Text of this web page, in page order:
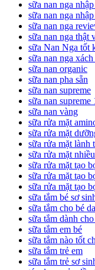
sữa nan nga
sữa nan nga
sữa nan nga
sữa nan nga thật
sữa Nan Nga tốt
sữa nan nga
sữa nan organic
sữa nan pha sẵn
sữa nan supreme
sữa nan supreme
sữa nan vàng
sữa rửa mặt
sữa rửa mặt
sữa rửa mặt lành
sữa rửa mặt
sữa rửa mặt tạo
sữa rửa mặt tạo
sữa rửa mặt tạo
sữa tắm bé sơ
sữa tắm cho bé
sữa tắm dành
sữa tắm em bé
sữa tắm nào tốt
sữa tắm trẻ em
sữa tắm trẻ sơ